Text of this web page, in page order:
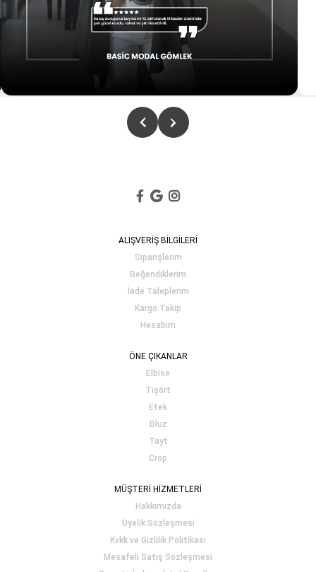
ALIŞVERİŞ BİLGİLERİ
Siparişlerim
Beğendiklerim
İade Taleplerim
Kargo Takip
Hesabım
ÖNE ÇIKANLAR
Elbise
Tişört
Etek
Bluz
Tayt
Crop
MÜŞTERİ HİZMETLERİ
Hakkımızda
Üyelik Sözleşmesi
Kvkk ve Gizlilik Politikası
Mesafeli Satış Sözleşmesi